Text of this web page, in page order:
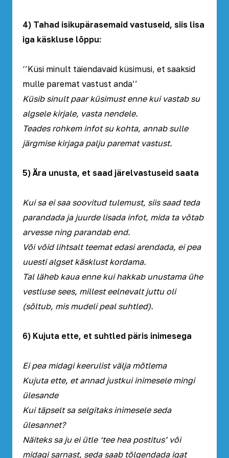
4) Tahad isikupärasemaid vastuseid, siis lisa
iga käskluse lõppu:
‘’Küsi minult täiendavaid küsimusi, et saaksid
mulle paremat vastust anda’’
Küsib sinult paar küsimust enne kui vastab su
algsele kirjale, vasta nendele.
Teades rohkem infot su kohta, annab sulle
järgmise kirjaga palju paremat vastust.
5) Ära unusta, et saad järelvastuseid saata
Kui sa ei saa soovitud tulemust, siis saad teda
parandada ja juurde lisada infot, mida ta võtab
arvesse ning parandab end.
Või võid lihtsalt teemat edasi arendada, ei pea
uuesti algset käsklust kordama.
Tal läheb kaua enne kui hakkab unustama ühe
vestluse sees, millest eelnevalt juttu oli
(sõltub, mis mudeli peal suhtled).
6) Kujuta ette, et suhtled päris inimesega
Ei pea midagi keerulist välja mõtlema
Kujuta ette, et annad justkui inimesele mingi
ülesande
Kui täpselt sa selgitaks inimesele seda
ülesannet?
Näiteks sa ju ei ütle ‘tee hea postitus’ või
midagi sarnast, seda saab tõlgendada igat